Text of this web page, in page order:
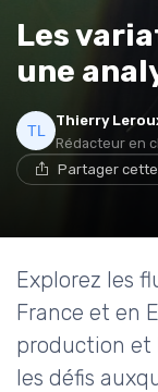
Les
une
Thierry
Rédacteur en
Partager
Explorez les
France et en
production et
les défis